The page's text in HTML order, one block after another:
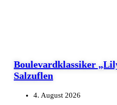
Boulevardklassiker
Salzuflen
4. August 2026